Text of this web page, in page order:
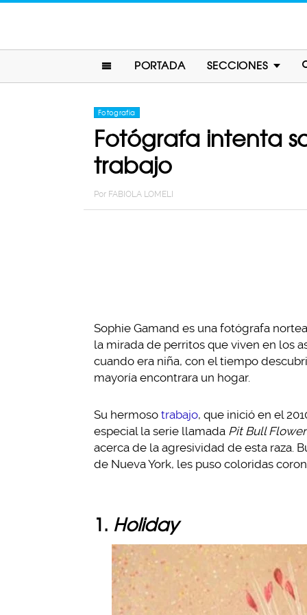
PORTADA SECCIONES
Fotografia
Fotógrafa intenta
trabajo
Por FABIOLA LOMELI
Sophie Gamand es una fotógrafa
la mirada de perritos que viven en los
cuando era niña, con el tiempo
mayoría encontrara un hogar.
Su hermoso trabajo, que inició en el
especial la serie llamada Pit Bull
acerca de la agresividad de esta raza.
de Nueva York, les puso coloridas
1. Holiday